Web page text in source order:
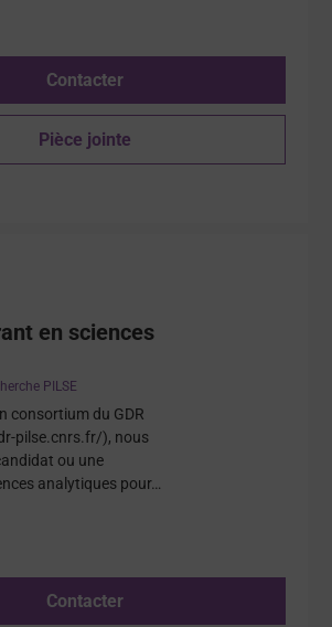
Contacter
Pièce jointe
en sciences
PILSE
consortium du GDR
pilse.cnrs.fr/), nous
ou une
analytiques pour…
Contacter